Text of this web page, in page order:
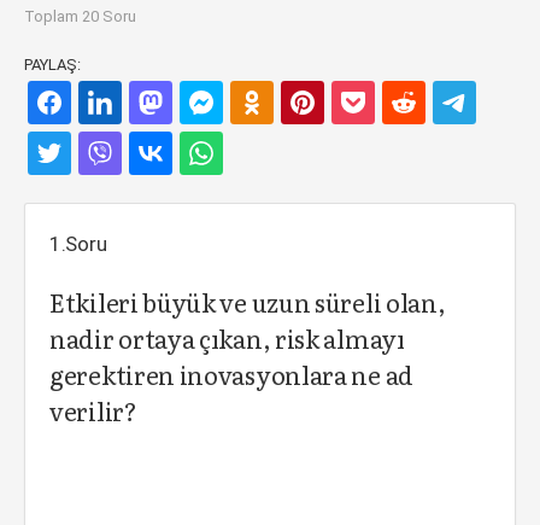
Toplam 20 Soru
PAYLAŞ:
1.Soru
Etkileri büyük ve uzun süreli olan,
nadir ortaya çıkan, risk almayı
gerektiren inovasyonlara ne ad
verilir?